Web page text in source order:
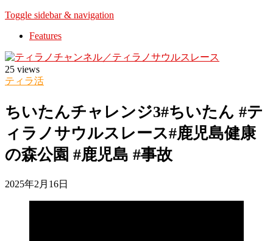
Toggle sidebar & navigation
Features
25 views
ティラ活
ちいたんチャレンジ3#ちいたん #テ
ィラノサウルスレース#鹿児島健康
の森公園 #鹿児島 #事故
2025年2月16日